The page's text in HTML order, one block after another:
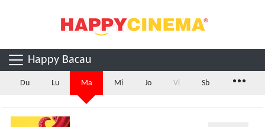
Happy Bacau
Du Lu Ma Mi Jo Vi Sb ...